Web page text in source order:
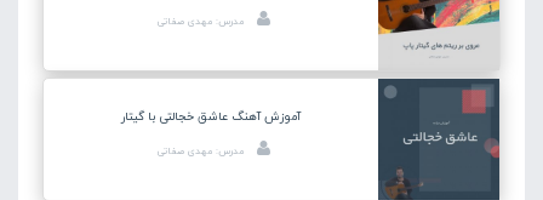
مدرس: مهدی صفاتی
آموزش آهنگ عاشق خجالتی با گیتار
مدرس: مهدی صفاتی